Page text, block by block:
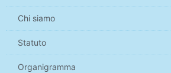
Chi siamo
Statuto
Organigramma